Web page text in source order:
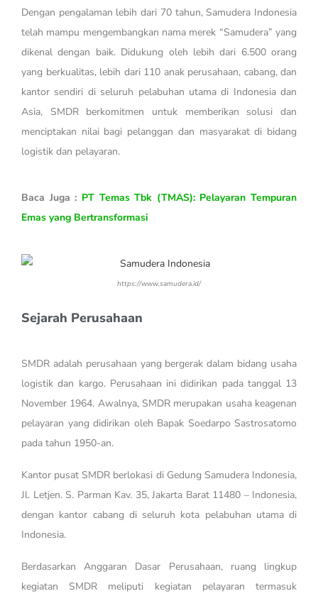
Dengan pengalaman lebih dari 70 tahun, Samudera Indonesia
telah mampu mengembangkan nama merek “Samudera” yang
dikenal dengan baik. Didukung oleh lebih dari 6.500 orang
yang berkualitas, lebih dari 110 anak perusahaan, cabang, dan
kantor sendiri di seluruh pelabuhan utama di Indonesia dan
Asia, SMDR berkomitmen untuk memberikan solusi dan
menciptakan nilai bagi pelanggan dan masyarakat di bidang
logistik dan pelayaran.
Baca Juga : PT Temas Tbk (TMAS): Pelayaran Tempuran
Emas yang Bertransformasi
https://www.samudera.id/
Sejarah Perusahaan
SMDR adalah perusahaan yang bergerak dalam bidang usaha
logistik dan kargo. Perusahaan ini didirikan pada tanggal 13
November 1964. Awalnya, SMDR merupakan usaha keagenan
pelayaran yang didirikan oleh Bapak Soedarpo Sastrosatomo
pada tahun 1950-an.
Kantor pusat SMDR berlokasi di Gedung Samudera Indonesia,
Jl. Letjen. S. Parman Kav. 35, Jakarta Barat 11480 – Indonesia,
dengan kantor cabang di seluruh kota pelabuhan utama di
Indonesia.
Berdasarkan Anggaran Dasar Perusahaan, ruang lingkup
kegiatan SMDR meliputi kegiatan pelayaran termasuk